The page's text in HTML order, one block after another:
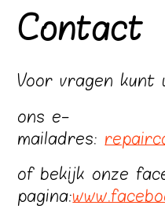
Contact
Voor vragen kunt
ons e-
mailadres:
of bekijk onze
pagina: